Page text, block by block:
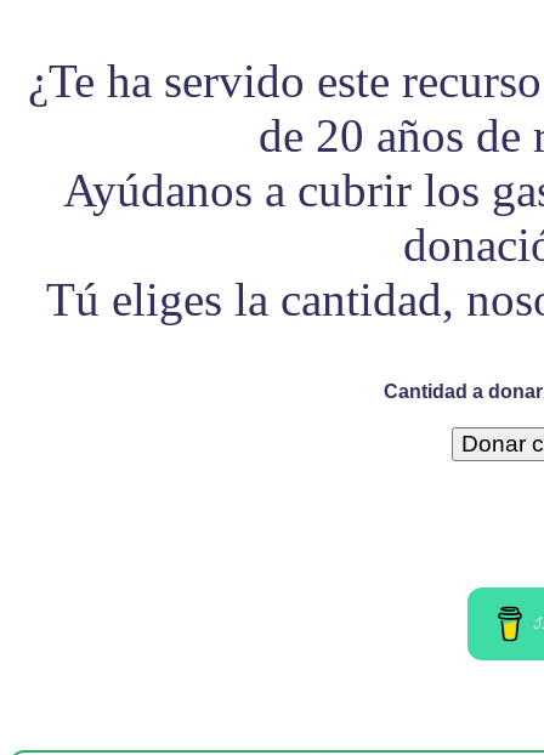
¿Te ha servido este
de 20 años
Ayúdanos a cubrir los
Tú eliges la cantidad,
Cantidad a